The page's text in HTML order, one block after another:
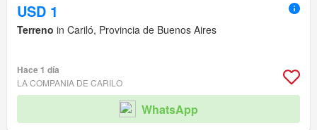
USD 1
Terreno in Cariló, Provincia de Buenos Aires
Hace 1 día
LA COMPANIA DE CARILO
WhatsApp